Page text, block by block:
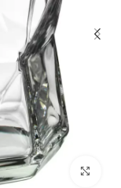
بزرگنمایی تصویر